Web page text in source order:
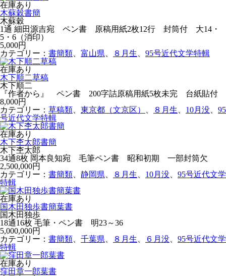
在庫あり
木蘇穀書簡
木蘇穀
1通 細田源吉宛 ペン書 原稿用紙2枚12行 封筒付 大14・
5・6（消印）
5,000円
カテゴリー： 書簡類 富山県 ８月生
95号近代文学特輯
在庫あり
木下順二草稿
木下順二
『作者から』 ペン書 200字詰原稿用紙5枚未完 台紙貼付
8,000円
カテゴリー： 草稿類 東京都（文京区） ８月生 10月没
95
号近代文学特輯
在庫あり
木下杢太郎書簡
木下杢太郎
34通8枚 岡本良知宛 毛筆ペン書 昭和初期 一部封筒欠
2,500,000円
カテゴリー： 書簡類 静岡県 ８月生 10月没
95号近代文学
特輯
在庫あり
国木田独歩書簡葉書
国木田独歩
18通16枚 毛筆・ペン書 明23～36
5,000,000円
カテゴリー： 書簡類 千葉県 ８月生 ６月没
95号近代文学
特輯
在庫あり
窪田章一郎葉書